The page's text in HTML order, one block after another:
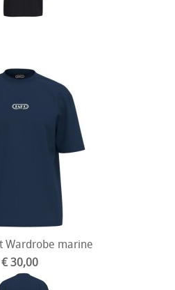
Wardrobe marine
€ 30,00